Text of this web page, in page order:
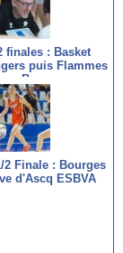
finales : Basket
puis Flammes
vs Bourges
2 Finale : Bourges
d'Ascq ESBVA